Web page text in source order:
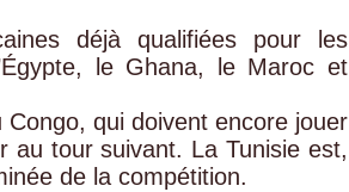
déjà qualifiées pour les
le Ghana, le Maroc et
Congo, qui doivent encore jouer
au tour suivant. La Tunisie est,
de la compétition.